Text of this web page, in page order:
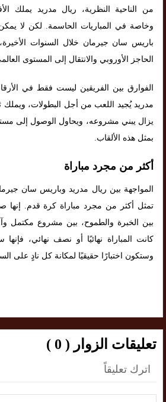
من الناحية النظرية، ريال مدريد يملك
وخاصة في المباريات الحاسمة. لكن لا
باريس سان جيرمان خلال السنوات
الحاجز الأوروبي والانتقال إلى المستوى
الفوارق بين الفريقين ليست فقط في
مدريد يُجيد اللعب من أجل البطولات، ويملك
يزال يبني مشروعه، ويحاول الوصول إلى
بمثل هذه الألقاب.
أكثر من مجرد مباراة
المواجهة بين ريال مدريد وباريس سان
تمثل أكثر من مجرد مباراة كرة قدم. إنها
بين الخبرة والطموح، بين مشروع مكتمل
كانت المباراة نهائيًا أو نصف نهائي،
وستكون اختبارًا حقيقيًا لمكانة كل نادٍ على
تعليقات الزوار ( 0 )
اترك تعليقاً